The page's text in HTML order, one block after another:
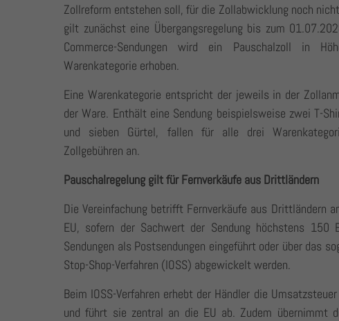
Zollreform entstehen soll, für die Zollabwicklung noch
gilt zunächst eine Übergangsregelung bis zum
Commerce-Sendungen wird ein Pauschalzoll in
Warenkategorie erhoben.
Eine Warenkategorie entspricht der jeweils in der
der Ware. Enthält eine Sendung beispielsweise zwei T-
und sieben Gürtel, fallen für alle drei
Zollgebühren an.
Pauschalregelung gilt für Fernverkäufe aus Drittländern
Die Vereinfachung betrifft Fernverkäufe aus Drittländern
EU, sofern der Sachwert der Sendung höchstens 150
Sendungen als Postsendungen eingeführt oder über das
Stop-Shop-Verfahren (IOSS) abgewickelt werden.
Beim IOSS-Verfahren erhebt der Händler die
und führt sie zentral an die EU ab. Zudem übernimmt